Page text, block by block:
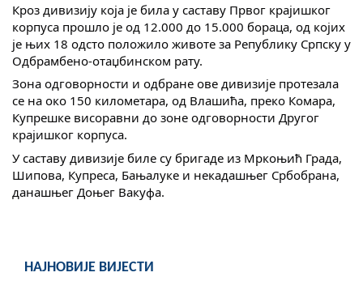
Вијести
Активности
Јавни позиви
Обавјештења
Заштита од пожара
COVID 19
Кроз дивизију која је била у саставу Првог крајишког
корпуса прошло је од 12.000 до 15.000 бораца, од којих
је њих 18 одсто положило животе за Републику Српску у
Одбрамбено-отаџбинском рату.
Зона одговорности и одбране ове дивизије протезала
се на око 150 километара, од Влашића, преко Комара,
Купрешке висоравни до зоне одговорности Другог
крајишког корпуса.
У саставу дивизије биле су бригаде из Мркоњић Града,
Шипова, Купреса, Бањалуке и некадашњег Србобрана,
данашњег Доњег Вакуфа.
НАЈНОВИЈЕ ВИЈЕСТИ